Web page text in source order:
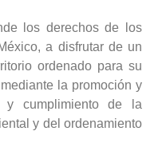
los derechos de los
a disfrutar de un
ordenado para su
la promoción y
cumplimiento de la
y del ordenamiento